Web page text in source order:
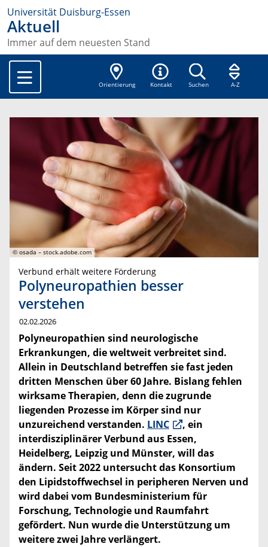
Universität Duisburg-Essen
Aktuell
Immer auf dem neuesten Stand
Orientierung Kontakt Suchen A-Z
© osada – stock.adobe.com
Verbund erhält weitere Förderung
Polyneuropathien besser
verstehen
02.02.2026
Polyneuropathien sind neurologische
Erkrankungen, die weltweit verbreitet sind.
Allein in Deutschland betreffen sie fast jeden
dritten Menschen über 60 Jahre. Bislang fehlen
wirksame Therapien, denn die zugrunde
liegenden Prozesse im Körper sind nur
unzureichend verstanden. LINC
, ein
interdisziplinärer Verbund aus Essen,
Heidelberg, Leipzig und Münster, will das
ändern. Seit 2022 untersucht das Konsortium
den Lipidstoffwechsel in peripheren Nerven und
wird dabei vom Bundesministerium für
Forschung, Technologie und Raumfahrt
gefördert. Nun wurde die Unterstützung um
weitere zwei Jahre verlängert.